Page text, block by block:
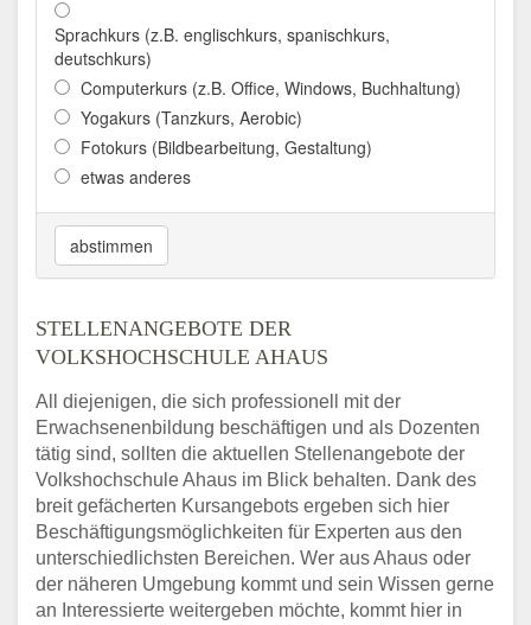
Sprachkurs (z.B. englischkurs, spanischkurs,
deutschkurs)
Computerkurs (z.B. Office, Windows, Buchhaltung)
Yogakurs (Tanzkurs, Aerobic)
Fotokurs (Bildbearbeitung, Gestaltung)
etwas anderes
abstimmen
STELLENANGEBOTE DER
VOLKSHOCHSCHULE AHAUS
All diejenigen, die sich professionell mit der
Erwachsenenbildung beschäftigen und als Dozenten
tätig sind, sollten die aktuellen Stellenangebote der
Volkshochschule Ahaus im Blick behalten. Dank des
breit gefächerten Kursangebots ergeben sich hier
Beschäftigungsmöglichkeiten für Experten aus den
unterschiedlichsten Bereichen. Wer aus Ahaus oder
der näheren Umgebung kommt und sein Wissen gerne
an Interessierte weitergeben möchte, kommt hier in